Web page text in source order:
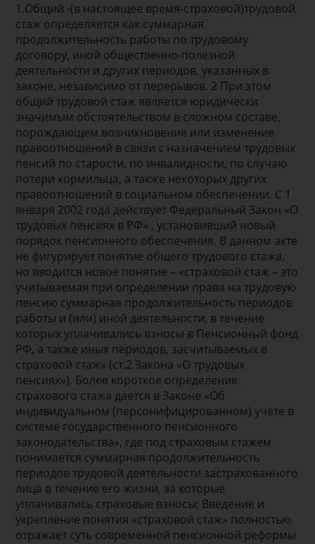
1.Общий -(в настоящее время-страховой)трудовой
стаж определяется как суммарная
продолжительность работы по трудовому
договору, иной общественно-полезной
деятельности и других периодов, указанных в
законе, независимо от перерывов. 2 При этом
общий трудовой стаж является юридически
значимым обстоятельством в сложном составе,
порождающем возникновение или изменение
правоотношений в связи с назначением трудовых
пенсий по старости, по инвалидности, по случаю
потери кормильца, а также некоторых других
правоотношений в социальном обеспечении. С 1
января 2002 года действует Федеральный Закон «О
трудовых пенсиях в РФ» , установивший новый
порядок пенсионного обеспечения. В данном акте
не фигурирует понятие общего трудового стажа,
но вводится новое понятие – «страховой стаж – это
учитываемая при определении права на трудовую
пенсию суммарная продолжительность периодов
работы и (или) иной деятельности, в течение
которых уплачивались взносы в Пенсионный фонд
РФ, а также иных периодов, засчитываемых в
страховой стаж» (ст.2 Закона «О трудовых
пенсиях»). Более короткое определение
страхового стажа дается в Законе «Об
индивидуальном (персонифицированном) учете в
системе государственного пенсионного
законодательства», где под страховым стажем
понимается суммарная продолжительность
периодов трудовой деятельности застрахованного
лица в течение его жизни, за которые
уплачивались страховые взносы; Введение и
укрепление понятия «страховой стаж» полностью
отражает суть современной пенсионной реформы